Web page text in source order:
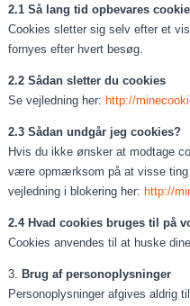
2.1 Så lang tid opbevares
Cookies sletter sig selv efter et
fornyes efter hvert besøg.
2.2 Sådan sletter du cookies
Se vejledning her: http://
2.3 Sådan undgår jeg cookies?
Hvis du ikke ønsker at modtage
være opmærksom på at visse
vejledning i blokering her: http://
2.4 Hvad cookies bruges til på
Cookies anvendes til at huske
3. Brug af personoplysninger
Personoplysninger afgives aldrig